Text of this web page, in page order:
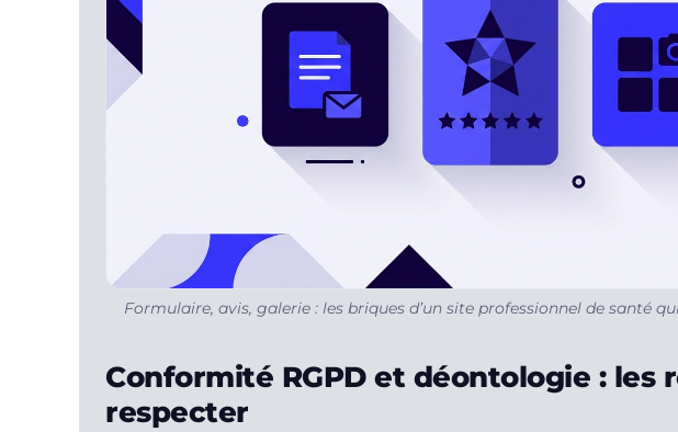
Formulaire, avis, galerie : les briques d’un site professionnel de santé
Conformité RGPD et déontologie : les
respecter